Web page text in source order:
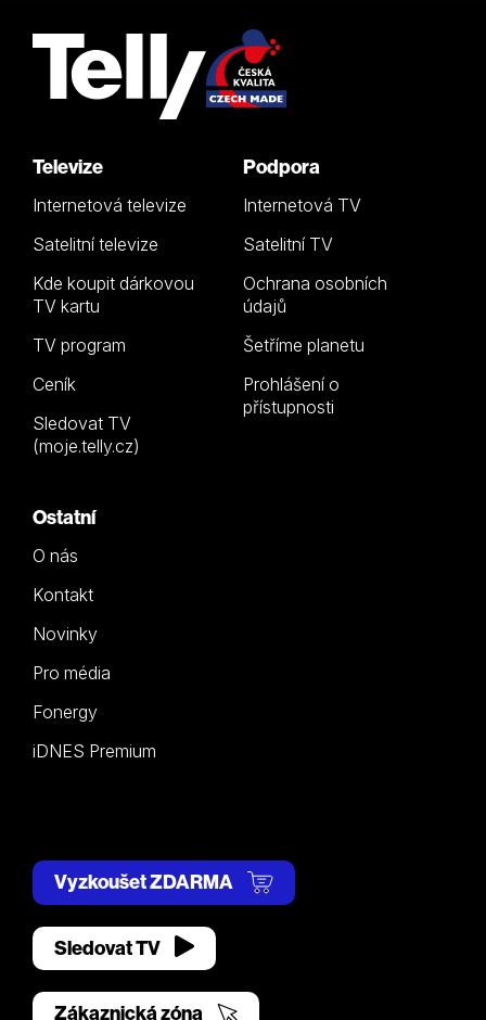
Televize
Internetová televize
Satelitní televize
Kde koupit dárkovou
TV kartu
TV program
Ceník
Sledovat TV
(moje.telly.cz)
Podpora
Internetová TV
Satelitní TV
Ochrana osobních
údajů
Šetříme planetu
Prohlášení o
přístupnosti
Ostatní
O nás
Kontakt
Novinky
Pro média
Fonergy
iDNES Premium
Vyzkoušet ZDARMA
Sledovat TV
Zákaznická zóna